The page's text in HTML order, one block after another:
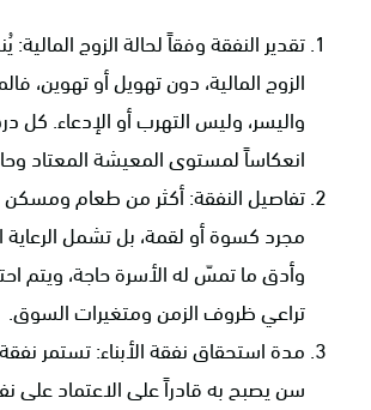
تقدير النفقة وفقاً لحالة الزوج المالية:
الزوج المالية، دون تهويل أو تهوين،
واليسر، وليس التهرب أو الإدعاء. كل
انعكاساً لمستوى المعيشة المعتاد
تفاصيل النفقة: أكثر من طعام
مجرد كسوة أو لقمة، بل تشمل الرعاية
وأدق ما تمسّ له الأسرة حاجة، ويتم
تراعي ظروف الزمن ومتغيرات السوق.
مدة استحقاق نفقة الأبناء: تستمر
سن يصبح به قادراً على الاعتماد على